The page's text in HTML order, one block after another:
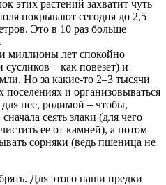
этих растений захватит чуть
покрывают сегодня до 2,5
Это в 10 раз больше
миллионы лет спокойно
– как повезет) и
Но за какие-то 2–3 тысячи
и организовываться
нее, родимой – чтобы,
сеять злаки (для чего
ее от камней), а потом
сорняки (ведь пшеница не
Для этого наши предки